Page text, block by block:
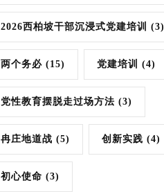
2026西柏坡干部沉浸式党建培训 (3)
两个务必 (15) 党建培训 (4)
党性教育摆脱走过场方法 (3)
冉庄地道战 (5) 创新实践 (4)
初心使命 (3)